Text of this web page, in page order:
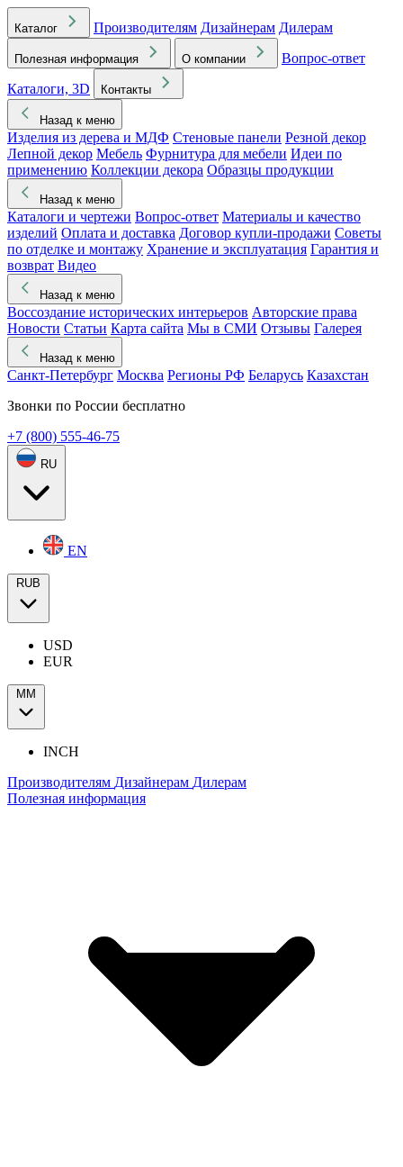
Каталог Производителям Дизайнерам Дилерам
Полезная информация О компании
Вопрос-ответ
Каталоги, 3D
Контакты
Назад к меню
Изделия из дерева и МДФ Стеновые панели Резной декор
Лепной декор Мебель Фурнитура для мебели Идеи по
применению Коллекции декора Образцы продукции
Назад к меню
Каталоги и чертежи Вопрос-ответ Материалы и качество
изделий Оплата и доставка Договор купли-продажи Советы
по отделке и монтажу Хранение и эксплуатация Гарантия и
возврат Видео
Назад к меню
Воссоздание исторических интерьеров Авторские права
Новости Статьи Карта сайта Мы в СМИ Отзывы Галерея
Назад к меню
Санкт-Петербург Москва Регионы РФ Беларусь Казахстан
Звонки по России бесплатно
+7 (800) 555-46-75
RU
EN
RUB
USD
EUR
ММ
INCH
Производителям Дизайнерам Дилерам
Полезная информация